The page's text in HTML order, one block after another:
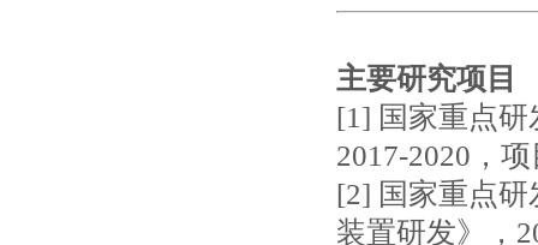
主要研究项目
[1] 国家重点
2017-2020，
[2] 国家重点
装置研发》，